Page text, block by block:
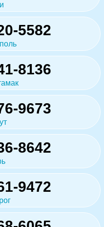
5582
8136
9673
8642
9472